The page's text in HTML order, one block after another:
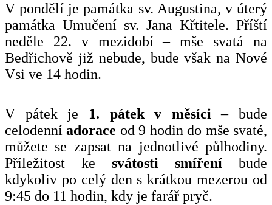
V pondělí je památka sv. Augustina, v úterý
památka Umučení sv. Jana Křtitele. Příští
neděle 22. v mezidobí – mše svatá na
Bedřichově již nebude, bude však na Nové
Vsi ve 14 hodin.
V pátek je 1. pátek v měsíci– bude
celodenníadorace od 9 hodin do mše svaté,
můžete se zapsat na jednotlivé půlhodiny.
Příležitost ke svátosti smíření bude
kdykoliv po celý den s krátkou mezerou od
9:45 do 11 hodin, kdy je farář pryč.